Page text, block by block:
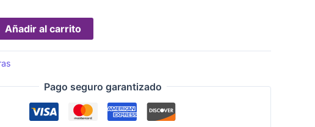
Añadir al carrito
Pago seguro garantizado